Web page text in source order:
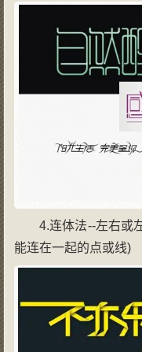
4.连体法--左右或
能连在一起的点或线)